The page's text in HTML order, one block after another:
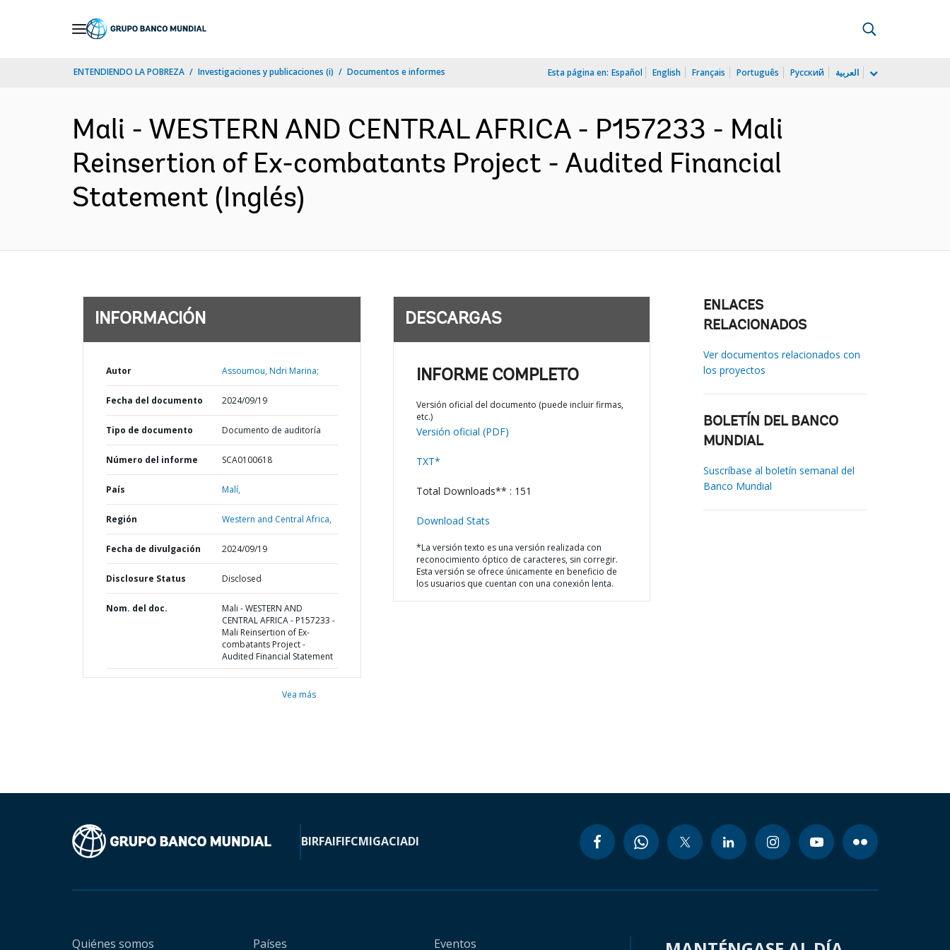
ENTENDIENDO LA POBREZA Investigaciones y publicaciones (i) Documentos e informes Esta página en: Español English Français Português Русский العربية
Mali - WESTERN AND CENTRAL AFRICA - P157233 - Mali
Reinsertion of Ex-combatants Project - Audited Financial
Statement (Inglés)
INFORMACIÓN
Autor Assoumou, Ndri Marina;
Fecha del documento 2024/09/19
Tipo de documento Documento de auditoría
Número del informe SCA0100618
País Malí,
Región Western and Central Africa,
Fecha de divulgación 2024/09/19
Disclosure Status Disclosed
Nom. del doc.
Mali - WESTERN AND
CENTRAL AFRICA - P157233 -
Mali Reinsertion of Ex-
combatants Project -
Audited Financial Statement
Vea más
DESCARGAS
INFORME COMPLETO
Versión oficial del documento (puede incluir firmas,
etc.)
Versión oficial (PDF)
TXT*
Total Downloads** : 151
Download Stats
*La versión texto es una versión realizada con
reconocimiento óptico de caracteres, sin corregir.
Esta versión se ofrece únicamente en beneficio de
los usuarios que cuentan con una conexión lenta.
ENLACES
RELACIONADOS
Ver documentos relacionados con
los proyectos
BOLETÍN DEL BANCO
MUNDIAL
Suscríbase al boletín semanal del
Banco Mundial
BIRFAIFIFCMIGACIADI
Quiénes somos Países Eventos